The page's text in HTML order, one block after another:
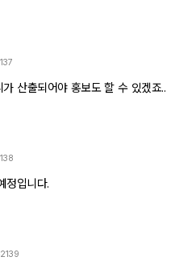
산출되어야 홍보도 할 수 있겠죠..
정입니다.